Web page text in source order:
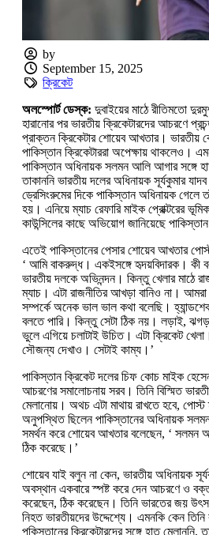
by
September 15, 2025
ক্রিকেট
অলস্পোর্ট ডেস্ক:‌ দুবাইয়ের মাঠে রীতিমতো
হারানোর পর ভারতীয় ক্রিকেটারদের আচরণে
প্রাক্তন ক্রিকেটার শোয়েব আখতার। ভারতীয়
পাকিস্তান ক্রিকেটাররা অপেক্ষায় থাকলেও।
পাকিস্তান অধিনায়ক সলমন আলি আগার সঙ্গে
তাকাননি ভারতীয় দলের অধিনায়ক সূর্যকুমার
ড্রেসিংরুমের দিকে পাকিস্তান অধিনায়ক গেলে
হয়। এনিয়ে ম্যাচ রেফারি মাইক প্রোক্টরের
কাউন্সিলের কাছে অভিয়োগ জানিয়েছে
এতেই পাকিস্তানের পেসার শোয়েব আখতার
‘‌ আমি বাকরুদ্ধ। একইসঙ্গে হৃদয়বিদারক। কী
ভারতীয় দলকে অভিনন্দন। কিন্তু খেলার মাঠে
ম্যাচ। এটা রাজনীতির আখড়া বানিও না। আমরা
সম্পর্কে অনেক ভাল ভাল কথা বলেছি।
বলতে পারি। কিন্তু সেটা ঠিক নয়। লড়াই,
ভুলে এগিয়ে চলাটাই উচিত। এটা ক্রিকেট
সৌজন্য দেখাও। সেটাই কাম্য।’‌
পাকিস্তান ক্রিকেট দলের চিফ কোচ মাইক
আচরণের সমালোচনায় সরব। তিনি বিস্মিত
মেলানোয়। অথচ এটা মাথায় রাখতে হবে, পোস্ট
অনুপস্থিত ছিলেন পাকিস্তানের অধিনায়ক
সমর্থন করে শোয়েব আখতার বলেছেন, ‘‌ সলমন
ঠিক করেছে।’‌
শোয়েব যাই বলুন না কেন, ভারতীয় অধিনায়ক
অবস্থান একবারে স্পষ্ট করে দেন আচরণে ও
করেছেন, ঠিক করেছেন। তিনি ভারতের জয়
নিহত ভারতীয়দের উদ্দেশ্যে। এমনকি কেন তিনি
পকিস্তানের ক্রিকেটারদের সঙ্গে হাত